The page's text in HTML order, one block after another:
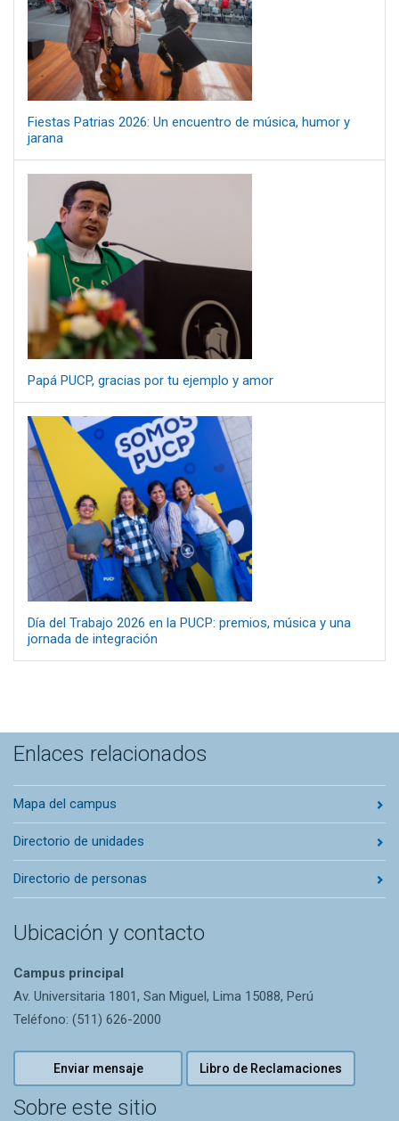
Fiestas Patrias 2026: Un encuentro de música, humor y
jarana
Papá PUCP, gracias por tu ejemplo y amor
Día del Trabajo 2026 en la PUCP: premios, música y una
jornada de integración
Enlaces relacionados
Mapa del campus
Directorio de unidades
Directorio de personas
Ubicación y contacto
Campus principal
Av. Universitaria 1801, San Miguel, Lima 15088, Perú
Teléfono: (511) 626-2000
Enviar mensaje Libro de Reclamaciones
Sobre este sitio